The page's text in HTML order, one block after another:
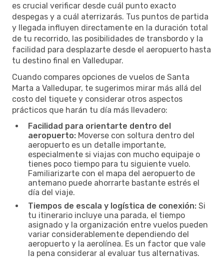
es crucial verificar desde cuál punto exacto
despegas y a cuál aterrizarás. Tus puntos de partida
y llegada influyen directamente en la duración total
de tu recorrido, las posibilidades de transbordo y la
facilidad para desplazarte desde el aeropuerto hasta
tu destino final en Valledupar.
Cuando compares opciones de vuelos de Santa
Marta a Valledupar, te sugerimos mirar más allá del
costo del tiquete y considerar otros aspectos
prácticos que harán tu día más llevadero:
Facilidad para orientarte dentro del
aeropuerto: Moverse con soltura dentro del
aeropuerto es un detalle importante,
especialmente si viajas con mucho equipaje o
tienes poco tiempo para tu siguiente vuelo.
Familiarizarte con el mapa del aeropuerto de
antemano puede ahorrarte bastante estrés el
día del viaje.
Tiempos de escala y logística de conexión: Si
tu itinerario incluye una parada, el tiempo
asignado y la organización entre vuelos pueden
variar considerablemente dependiendo del
aeropuerto y la aerolínea. Es un factor que vale
la pena considerar al evaluar tus alternativas.